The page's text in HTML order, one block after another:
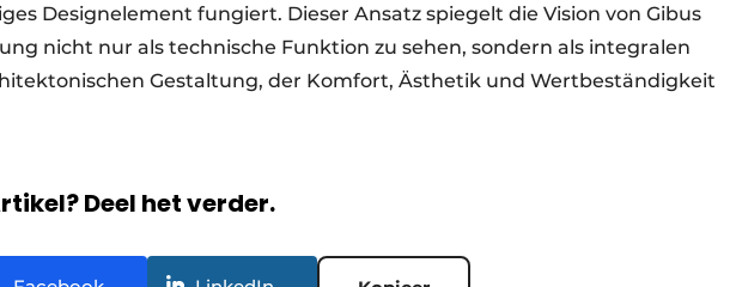
Designelement fungiert. Dieser Ansatz spiegelt die Vision von Gibus
nicht nur als technische Funktion zu sehen, sondern als integralen
Gestaltung, der Komfort, Ästhetik und Wertbeständigkeit
Deel het verder.